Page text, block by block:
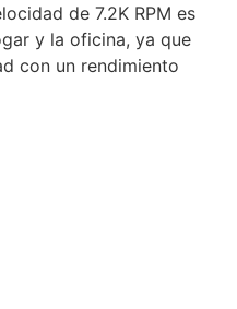
de 7.2K RPM es
y la oficina, ya que
con un rendimiento